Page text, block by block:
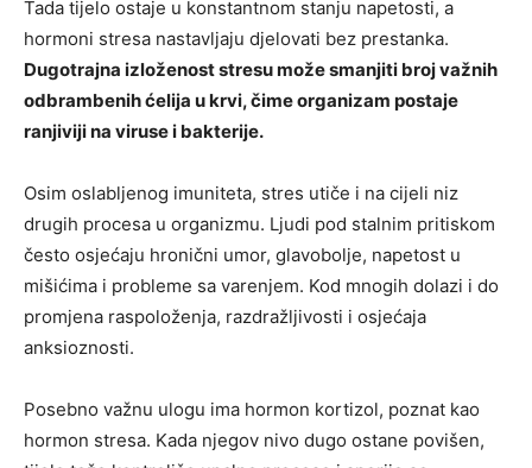
Tada tijelo ostaje u konstantnom stanju napetosti, a
hormoni stresa nastavljaju djelovati bez prestanka.
Dugotrajna izloženost stresu može smanjiti broj važnih
odbrambenih ćelija u krvi, čime organizam postaje
ranjiviji na viruse i bakterije.
Osim oslabljenog imuniteta, stres utiče i na cijeli niz
drugih procesa u organizmu. Ljudi pod stalnim pritiskom
često osjećaju hronični umor, glavobolje, napetost u
mišićima i probleme sa varenjem. Kod mnogih dolazi i do
promjena raspoloženja, razdražljivosti i osjećaja
anksioznosti.
Posebno važnu ulogu ima hormon kortizol, poznat kao
hormon stresa. Kada njegov nivo dugo ostane povišen,